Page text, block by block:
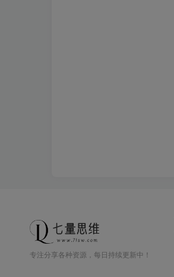
专注分享各种资源，每日持续更新中！